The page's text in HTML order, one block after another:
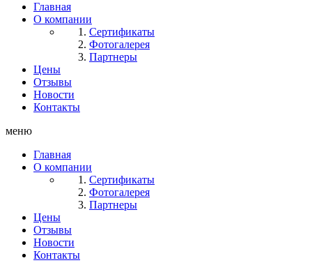
Главная
О компании
Сертификаты
Фотогалерея
Партнеры
Цены
Отзывы
Новости
Контакты
меню
Главная
О компании
Сертификаты
Фотогалерея
Партнеры
Цены
Отзывы
Новости
Контакты